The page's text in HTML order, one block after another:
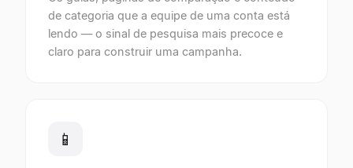
de categoria que a equipe de uma conta está
lendo — o sinal de pesquisa mais precoce e
claro para construir uma campanha.
📱